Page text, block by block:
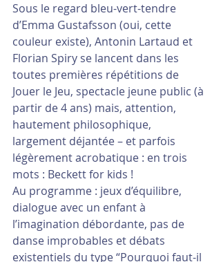
Sous le regard bleu-vert-tendre
d’Emma Gustafsson (oui, cette
couleur existe), Antonin Lartaud et
Florian Spiry se lancent dans les
toutes premières répétitions de
Jouer le Jeu, spectacle jeune public (à
partir de 4 ans) mais, attention,
hautement philosophique,
largement déjantée – et parfois
légèrement acrobatique : en trois
mots : Beckett for kids !
Au programme : jeux d’équilibre,
dialogue avec un enfant à
l’imagination débordante, pas de
danse improbables et débats
existentiels du type “Pourquoi faut-il